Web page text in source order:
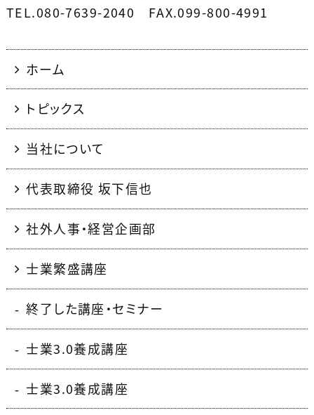
TEL.080-7639-2040 FAX.099-800-4991
ホーム
トピックス
当社について
代表取締役 坂下信也
社外人事・経営企画部
士業繁盛講座
終了した講座・セミナー
士業3.0養成講座
士業3.0養成講座